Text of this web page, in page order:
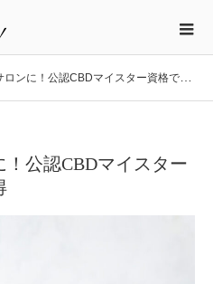
！公認CBDマイスター資格で新規顧客を獲得
公認CBDマイスター